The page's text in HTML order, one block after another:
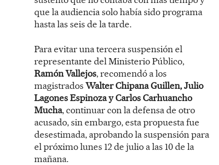
que la audiencia solo había sido programa
hasta las seis de la tarde.
Para evitar una tercera suspensión el
representante del Ministerio Público,
Ramón Vallejos, recomendó a los
magistrados Walter Chipana Guillen, Julio
Lagones Espinoza y Carlos Carhuancho
Mucha, continuar con la defensa de otro
acusado, sin embargo, esta propuesta fue
desestimada, aprobando la suspensión para
el próximo lunes 12 de julio a las 10 de la
mañana.